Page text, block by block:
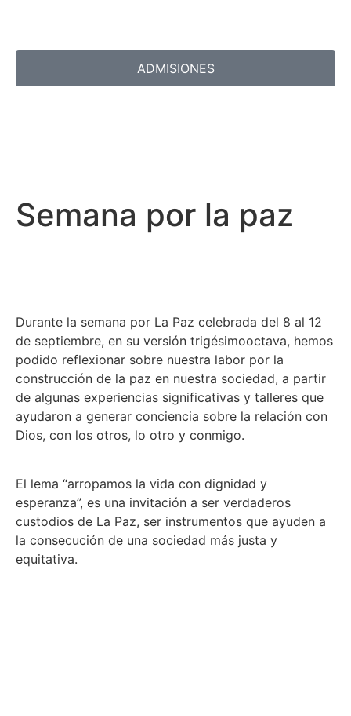
ADMISIONES
Semana por la paz
Durante la semana por La Paz celebrada del 8 al 12
de septiembre, en su versión trigésimooctava, hemos
podido reflexionar sobre nuestra labor por la
construcción de la paz en nuestra sociedad, a partir
de algunas experiencias significativas y talleres que
ayudaron a generar conciencia sobre la relación con
Dios, con los otros, lo otro y conmigo.
El lema “arropamos la vida con dignidad y
esperanza”, es una invitación a ser verdaderos
custodios de La Paz, ser instrumentos que ayuden a
la consecución de una sociedad más justa y
equitativa.